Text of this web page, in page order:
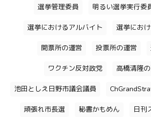
選挙管理委員 明るい選挙実行委
選挙におけるアルバイト 選挙にお
開票所の運営 投票所の運営
ワクチン反対政党 高橋清隆
池田としえ日野市議会議員
頑張れ市長選 秘書かもめん 日刊